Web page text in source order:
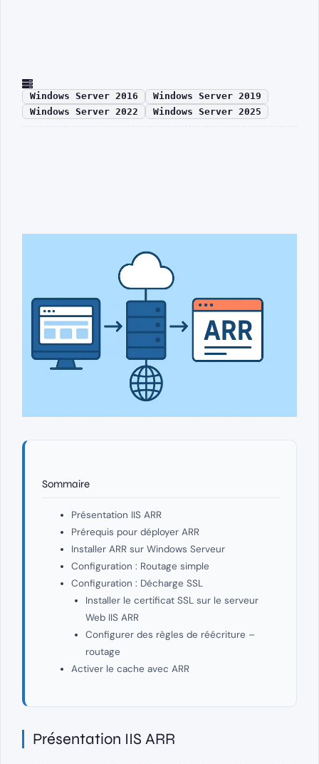
Windows Server 2016
Windows Server 2019
Windows Server 2022
Windows Server 2025
Sommaire
Présentation IIS ARR
Prérequis pour déployer ARR
Installer ARR sur Windows Serveur
Configuration : Routage simple
Configuration : Décharge SSL
Installer le certificat SSL sur le serveur
Web IIS ARR
Configurer des règles de réécriture –
routage
Activer le cache avec ARR
Présentation IIS ARR